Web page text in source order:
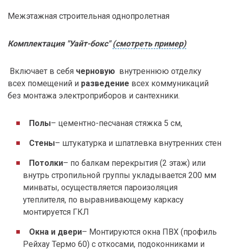
Межэтажная строительная однопролетная
Комплектация "Уайт-бокс"(смотреть пример)
Включает в себя черновую внутреннюю отделку
всех помещений и разведение всех коммуникаций
без монтажа электроприборов и сантехники.
Полы– цементно-песчаная стяжка 5 см,
Стены– штукатурка и шпатлевка внутренних стен
Потолки– по балкам перекрытия (2 этаж) или
внутрь стропильной группы укладывается 200 мм
минваты, осуществляется пароизоляция
утеплителя, по выравнивающему каркасу
монтируется ГКЛ
Окна и двери– Монтируются окна ПВХ (профиль
Рейхау Термо 60) с откосами, подоконниками и